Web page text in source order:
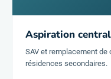
Aspiration
SAV et remplacement de
résidences secondaires.